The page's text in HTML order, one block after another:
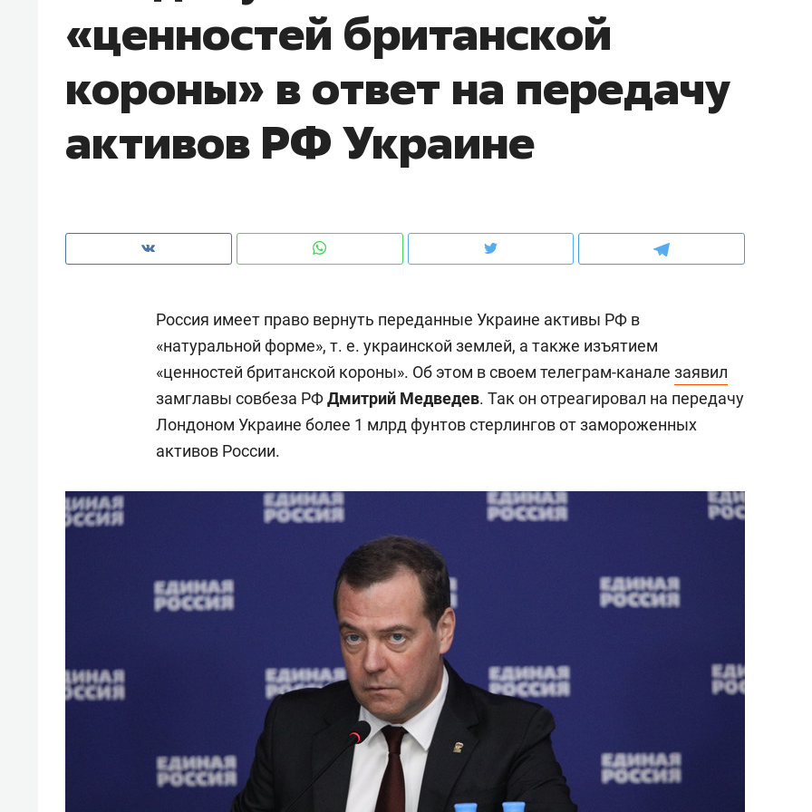
«ценностей британской
короны» в ответ на передачу
активов РФ Украине
Россия имеет право вернуть переданные Украине активы РФ в
«натуральной форме», т. е. украинской землей, а также изъятием
«ценностей британской короны». Об этом в своем телеграм-канале заявил
замглавы совбеза РФДмитрий Медведев. Так он отреагировал на передачу
Лондоном Украине более 1 млрд фунтов стерлингов от замороженных
активов России.
рынки, почему надо знать аксакалов и
чем интересен Оман?
о трехкратном росте цен, дотошных
клиентах и чудных запросах мастеров
Рекомендуем
Оставить шум за волной: как
строят тишину в казанском
ЖК «Заря»
Рекомендуем
Психотерапевт «Фороса»:
«Директорский невроз» –
когда человек не считает
свою сверхнагрузку
стрессом»
Рекомендуем
Дизайнер-прораб
Наседкина: «Ремонт
с мебелью за 2
для меня это